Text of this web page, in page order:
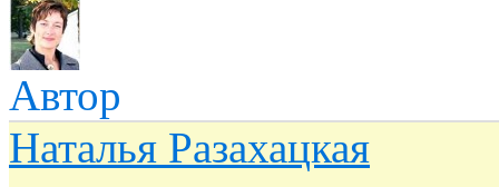
Автор
Наталья Разахацкая